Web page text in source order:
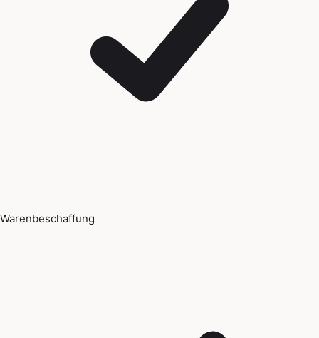
Warenbeschaffung